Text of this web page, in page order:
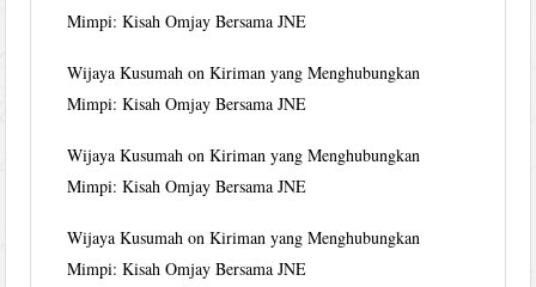
Mimpi: Kisah Omjay Bersama JNE
Wijaya Kusumah onKiriman yang Menghubungkan
Mimpi: Kisah Omjay Bersama JNE
Wijaya Kusumah onKiriman yang Menghubungkan
Mimpi: Kisah Omjay Bersama JNE
Wijaya Kusumah onKiriman yang Menghubungkan
Mimpi: Kisah Omjay Bersama JNE